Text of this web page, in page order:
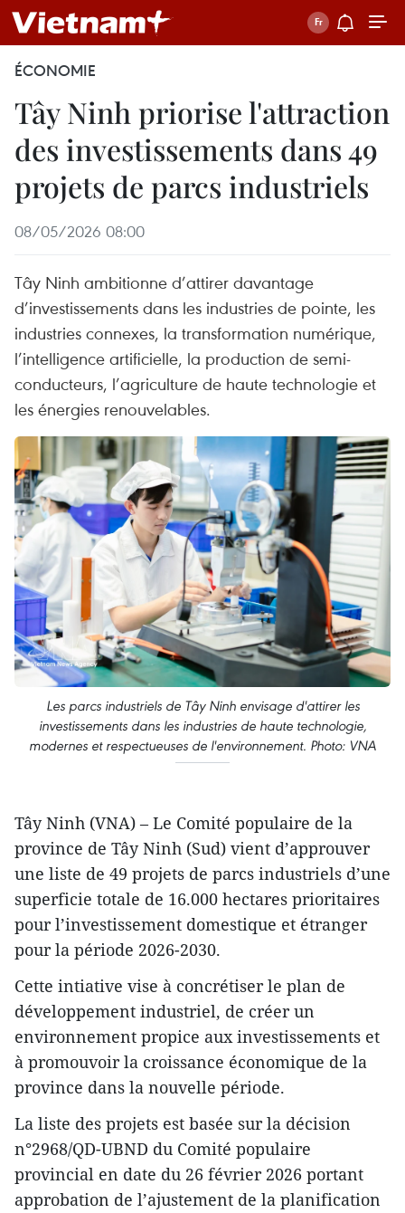
ÉCONOMIE
Tây Ninh priorise l'attraction
des investissements dans 49
projets de parcs industriels
08/05/2026 08:00
Tây Ninh ambitionne d’attirer davantage
d’investissements dans les industries de pointe, les
industries connexes, la transformation numérique,
l’intelligence artificielle, la production de semi-
conducteurs, l’agriculture de haute technologie et
les énergies renouvelables.
Les parcs industriels de Tây Ninh envisage d'attirer les
investissements dans les industries de haute technologie,
modernes et respectueuses de l'environnement. Photo: VNA
Tây Ninh (VNA) – Le Comité populaire de la
province de Tây Ninh (Sud) vient d’approuver
une liste de 49 projets de parcs industriels d’une
superficie totale de 16.000 hectares prioritaires
pour l’investissement domestique et étranger
pour la période 2026-2030.
Cette intiative vise à concrétiser le plan de
développement industriel, de créer un
environnement propice aux investissements et
à promouvoir la croissance économique de la
province dans la nouvelle période.
La liste des projets est basée sur la décision
n°2968/QD-UBND du Comité populaire
provincial en date du 26 février 2026 portant
approbation de l’ajustement de la planification